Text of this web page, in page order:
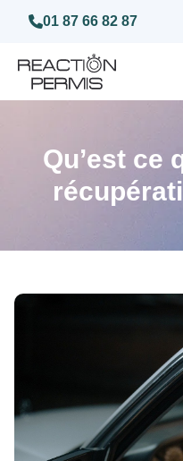
01 87 66 82 87
Invalidation
Visite
Qu’est ce